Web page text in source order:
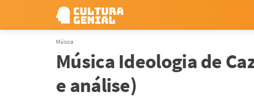
Música
Música Ideologia de
e análise)